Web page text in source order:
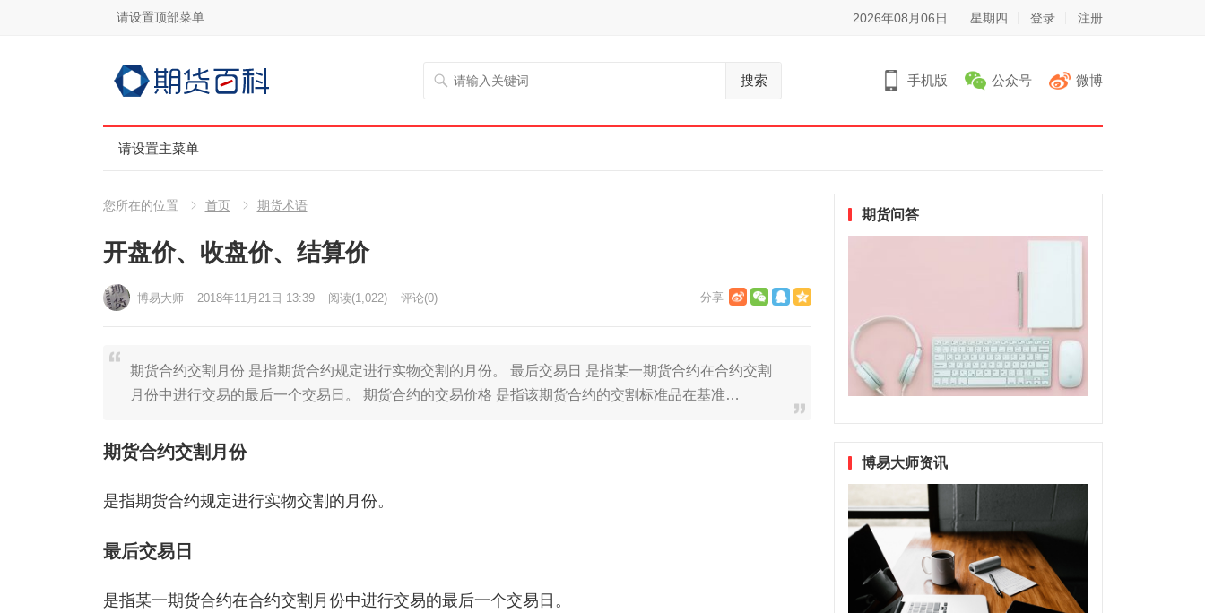
请设置顶部菜单 2026年08月06日 星期四 登录 注册
搜索 手机版 公众号 微博
请设置主菜单
您所在的位置 首页 期货术语
开盘价、收盘价、结算价
博易大师 2018年11月21日 13:39 阅读(1,022) 评论(0)
期货合约交割月份 是指期货合约规定进行实物交割的月份。 最后交易日 是指某一期货合约在合约交割
月份中进行交易的最后一个交易日。 期货合约的交易价格 是指该期货合约的交割标准品在基准…
期货合约交割月份
是指期货合约规定进行实物交割的月份。
最后交易日
是指某一期货合约在合约交割月份中进行交易的最后一个交易日。
期货问答
博易大师资讯